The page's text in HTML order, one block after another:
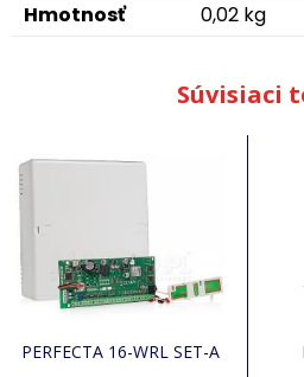
Hmotnosť 0,02 kg
Súvisiaci
PERFECTA 16-WRL SET-A